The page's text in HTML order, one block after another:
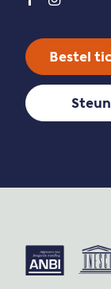
Bestel